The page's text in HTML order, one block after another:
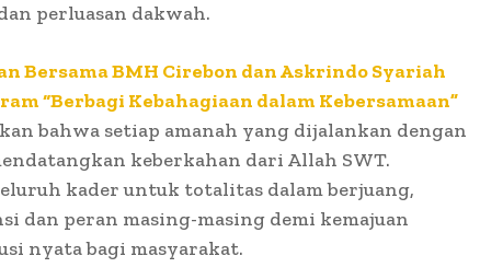
perluasan dakwah.
Bersama BMH Cirebon dan Askrindo Syariah
“Berbagi Kebahagiaan dalam Kebersamaan”
bahwa setiap amanah yang dijalankan dengan
keberkahan dari Allah SWT.
kader untuk totalitas dalam berjuang,
dan peran masing-masing demi kemajuan
nyata bagi masyarakat.